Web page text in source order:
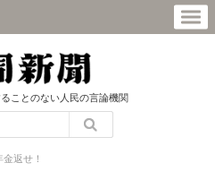
ことのない人民の言論機関
金返せ！